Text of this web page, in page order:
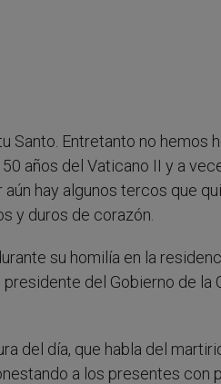
Santo. Entretanto no hemos
años del Vaticano II y a
hay algunos tercos que
y duros de corazón.
su homilía en la
del Gobierno de la
del día, que habla del
a los presentes con